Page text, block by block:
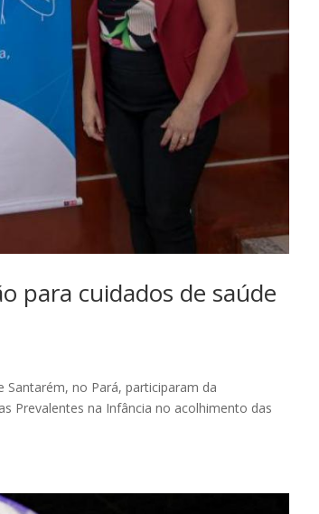
para cuidados de saúde
Santarém, no Pará, participaram da
Prevalentes na Infância no acolhimento das